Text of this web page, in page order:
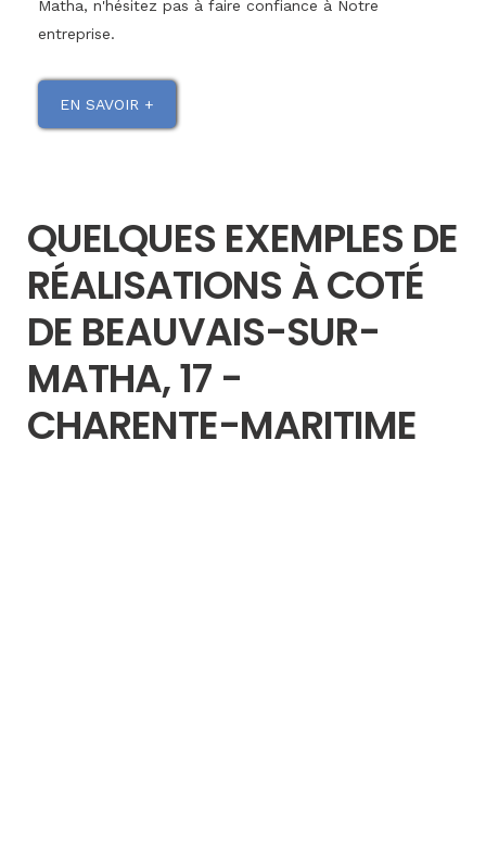
Matha, n'hésitez pas à faire confiance à Notre
entreprise.
EN SAVOIR +
QUELQUES EXEMPLES DE
RÉALISATIONS À COTÉ
DE BEAUVAIS-SUR-
MATHA, 17 -
CHARENTE-MARITIME